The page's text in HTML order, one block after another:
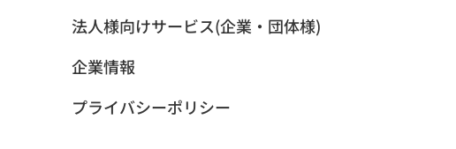
法人様向けサービス(企業・団体様)
企業情報
プライバシーポリシー